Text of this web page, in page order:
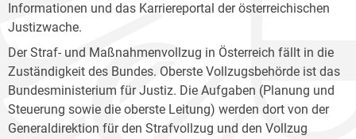
Informationen und das Karriereportal der österreichischen
Justizwache.
Der Straf- und Maßnahmenvollzug in Österreich fällt in die
Zuständigkeit des Bundes. Oberste Vollzugsbehörde ist das
Bundesministerium für Justiz. Die Aufgaben (Planung und
Steuerung sowie die oberste Leitung) werden dort von der
Generaldirektion für den Strafvollzug und den Vollzug